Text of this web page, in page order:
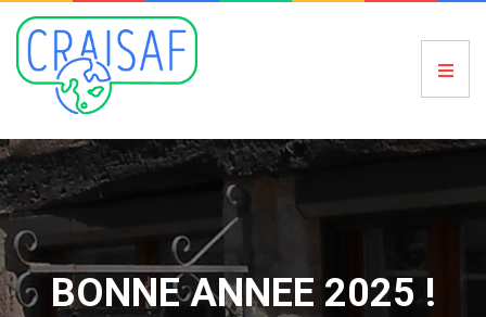
BONNE ANNEE 2025 !